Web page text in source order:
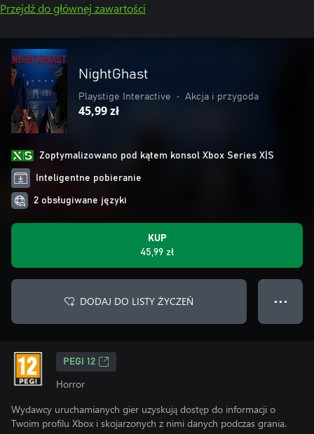
Przejdź do głównej zawartości
NightGhast
Playstige Interactive • Akcja i przygoda
45,99 zł
Zoptymalizowano pod kątem konsol Xbox Series X|S
Inteligentne pobieranie
2 obsługiwane języki
KUP
45,99 zł
DODAJ DO LISTY ŻYCZEŃ ● ● ●
PEGI 12
Horror
Wydawcy uruchamianych gier uzyskują dostęp do informacji o
Twoim profilu Xbox i skojarzonych z nimi danych podczas grania.